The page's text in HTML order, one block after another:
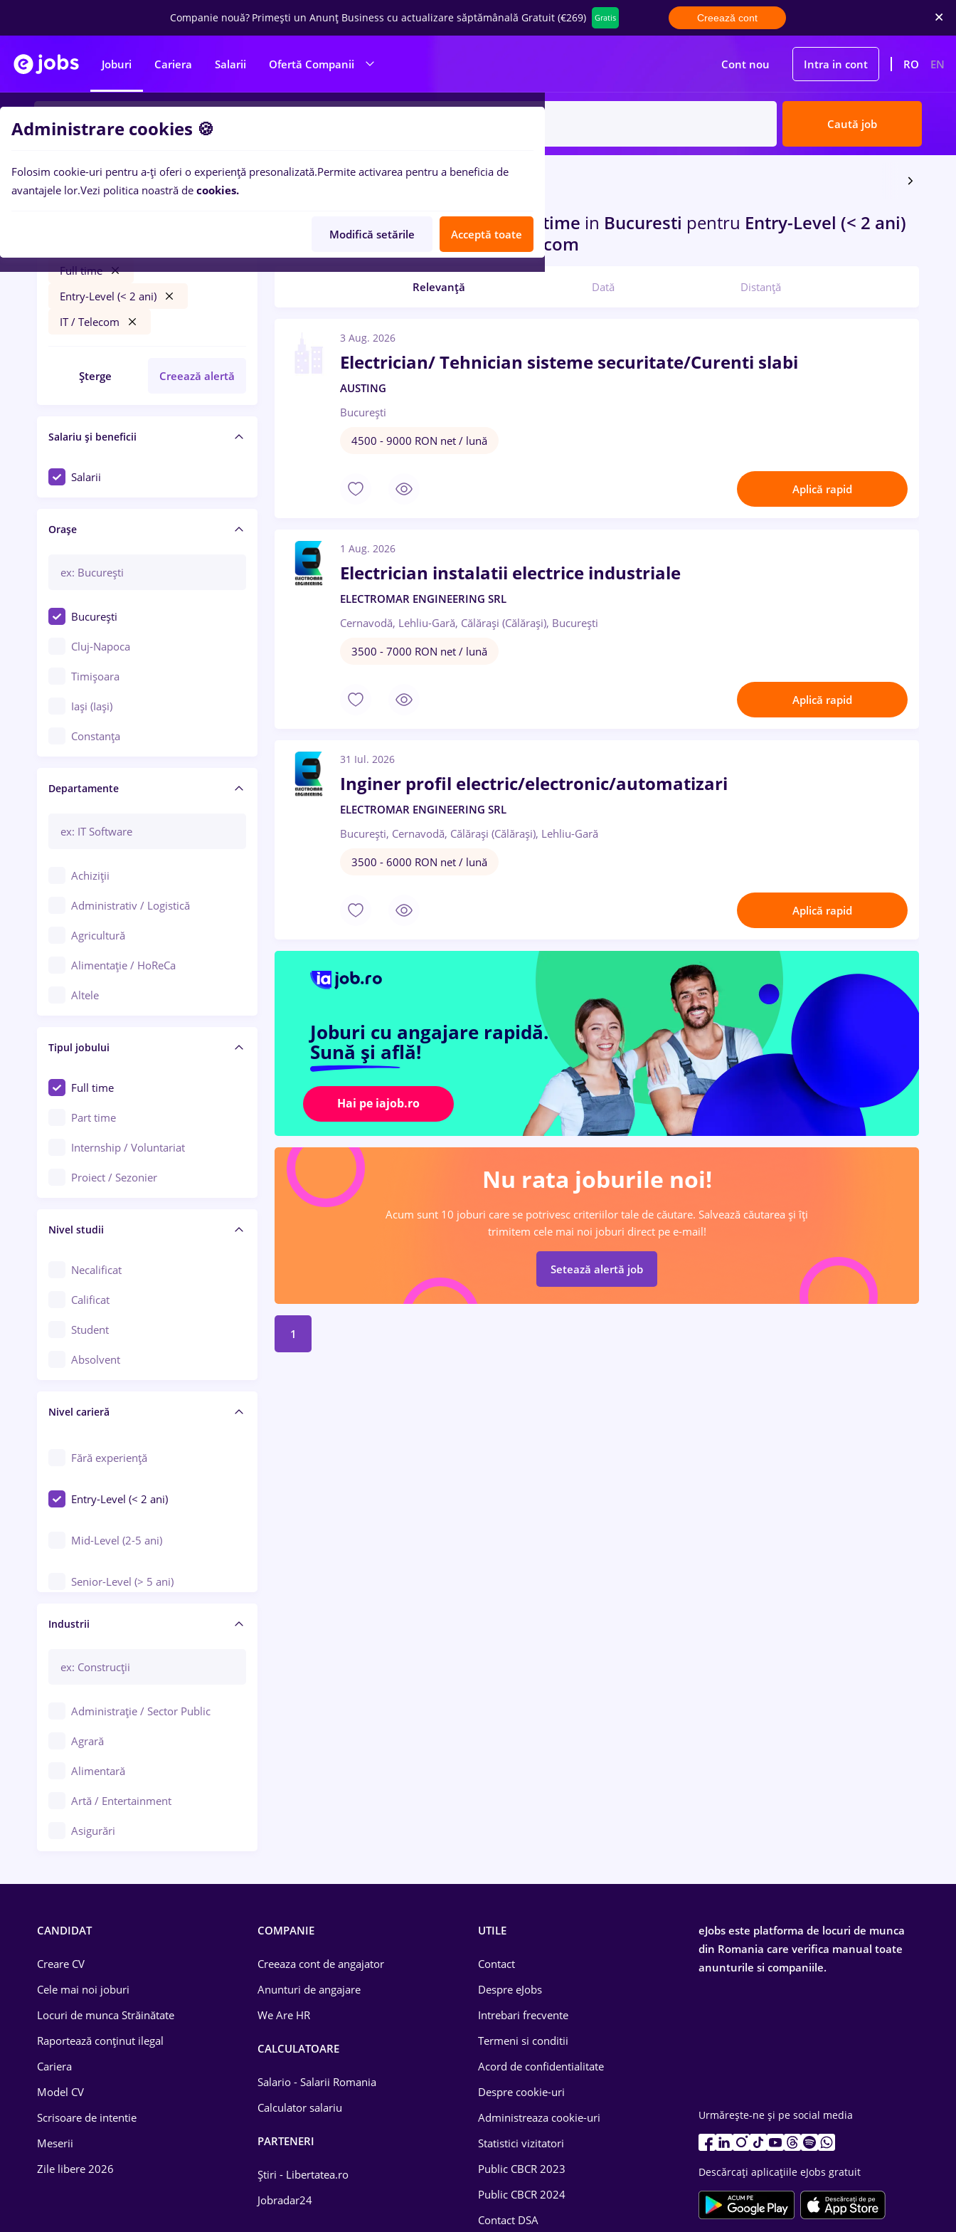
Companie nouă? Primești un Anunț Business cu actualizare săptămânală Gratuit (€269) Gratis Creează cont
Joburi Cariera Salarii Ofertă Companii Cont nou Intra in cont RO EN
Caută job
Filtre
Full time
Entry-Level (< 2 ani)
IT / Telecom
Șterge Creează alertă
Salariu și beneficii
Salarii
Orașe
București
Cluj-Napoca
Timișoara
Iași (Iași)
Constanța
Brașov
Bacău
Galați (Galați)
Ploiești
Arad
Baia Mare
Bârlad
Bistrița (Bistrița-Năsăud)
Departamente
Achiziții
Administrativ / Logistică
Agricultură
Alimentație / HoReCa
Altele
Asigurări
Au pair / Babysitter / Curățenie
Audit / Consultanță
Auto / Echipamente
Automatizări
Cercetare - dezvoltare
Chimie / Biochimie
Confecții / Design vestimentar
Construcții / Instalații
Controlul calității
Educație / Training / Arte
Tipul jobului
Full time
Part time
Internship / Voluntariat
Proiect / Sezonier
Nivel studii
Necalificat
Calificat
Student
Absolvent
Nivel carieră
Fără experiență
Entry-Level (< 2 ani)
Mid-Level (2-5 ani)
Senior-Level (> 5 ani)
Manager / Executiv
Industrii
Administrație / Sector Public
Agrară
Alimentară
Artă / Entertainment
Asigurări
Drept
Educație / Training
Energetică
Farma
cu salarii Full time in Bucuresti pentru Entry-Level (< 2 ani)
Constructii / Instalatii, IT / Telecom
Relevanță Dată Distanță
3 Aug. 2026
Electrician/ Tehnician sisteme securitate/Curenti slabi
AUSTING
București
4500 - 9000 RON net / lună
Aplică rapid
1 Aug. 2026
Electrician instalatii electrice industriale
ELECTROMAR ENGINEERING SRL
Cernavodă, Lehliu-Gară, Călărași (Călărași), București
3500 - 7000 RON net / lună
Aplică rapid
31 Iul. 2026
Inginer profil electric/electronic/automatizari
ELECTROMAR ENGINEERING SRL
București, Cernavodă, Călărași (Călărași), Lehliu-Gară
3500 - 6000 RON net / lună
Aplică rapid
Joburi cu angajare rapidă.
Sună și află!
Hai pe iajob.ro
Nu rata joburile noi!
Acum sunt 10 joburi care se potrivesc criteriilor tale de căutare. Salvează căutarea și îți
trimitem cele mai noi joburi direct pe e-mail!
Setează alertă job
1
CANDIDAT
Creare CV
Cele mai noi joburi
Locuri de munca Străinătate
Raportează conținut ilegal
Cariera
Model CV
Scrisoare de intentie
Meserii
Zile libere 2026
COMPANIE
Creeaza cont de angajator
Anunturi de angajare
We Are HR
CALCULATOARE
Salario - Salarii Romania
Calculator salariu
PARTENERI
Știri - Libertatea.ro
Jobradar24
UTILE
Contact
Despre eJobs
Intrebari frecvente
Termeni si conditii
Acord de confidentialitate
Despre cookie-uri
Administreaza cookie-uri
Statistici vizitatori
Public CBCR 2023
Public CBCR 2024
Contact DSA
eJobs este platforma de locuri de munca
din Romania care verifica manual toate
anunturile si companiile.
Urmărește-ne și pe social media
Descărcați aplicațiile eJobs gratuit
Administrare cookies 🍪
Folosim cookie-uri pentru a-ți oferi o experiență presonalizată.Permite activarea pentru a beneficia de
avantajele lor.Vezi politica noastră de cookies.
Modifică setările Acceptă toate